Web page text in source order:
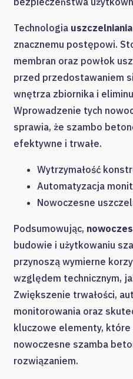
Technologia uszczelniania
znacznemu postępowi.
membran oraz powłok
przed przedostawaniem
wnętrza zbiornika i
Wprowadzenie tych
sprawia, że szambo
efektywne i trwałe.
Wytrzymałość
Automatyzacja
Nowoczesne
Podsumowując,
budowie i użytkowaniu
przynoszą wymierne
względem technicznym,
Zwiększenie trwałości,
monitorowania oraz
kluczowe elementy, które
nowoczesne szamba
rozwiązaniem.